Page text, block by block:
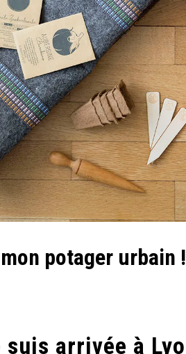
potager urbain !
suis arrivée à